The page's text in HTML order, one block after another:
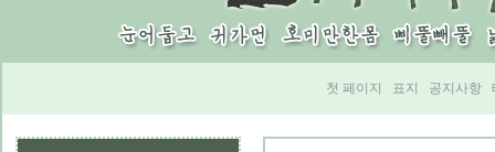
첫 페이지 표지 공지사항